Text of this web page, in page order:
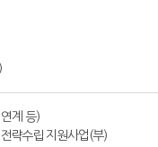
계 등)
략수립 지원사업(부)